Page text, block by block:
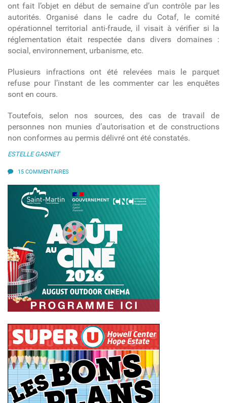
ont fait l’objet en début de semaine d’un contrôle par les
autorités. Organisé dans le cadre du Cotaf, le comité
opérationnel territorial anti-fraude, il visait à vérifier si la
réglementation était respectée dans divers domaines :
social, environnement, urbanisme, etc.
Plusieurs infractions ont été relevées mais le parquet
refuse pour l’instant de les commenter car les enquêtes
sont en cours.
Toutefois, selon nos sources, des cas de travail de
personnes non munies d’autorisation et de constructions
non conformes au permis délivré ont été constatés.
ESTELLE GASNET
15 COMMENTAIRES